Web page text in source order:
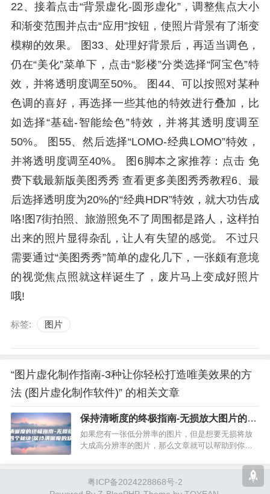
22、接着点击“背景虚化-圆形虚化”，调整焦点大小
和渐变范围并点击“应用”按钮，使照片背景有了渐变
模糊的效果。 图33、处理好背景后，再适当调色，
仍在“美化”菜单下，点击“影楼”分类选择“阿宝色”特
效，并将透明度调至50%。 图44、可以按照对某种
色调的喜好，再选择一些其他的特效进行叠加，比
如选择“基础-智能绘色”特效，并将其透明度调至
50%。 图55、然后选择“LOMO-经典LOMO”特效，
并将透明度调至40%。 图6脚本之家推荐：点击 免
费下载最新版美图秀秀 查看更多美图秀秀教程6、最
后选择透明度为20%的“经典HDR”特效，就大功告成
咯!图7街拍照、旅游照免不了周围都是路人，这样拍
出来的照片显得杂乱，让人有失望的感觉。 不过只
需要通过“美图秀秀”简单的虚化几下，一张颇有意境
的视觉焦点照就这样诞生了，废片马上变成好照片
哦!
标签: 图片
“图片虚化制作指南-3种让你轻松打造唯美效果的方
法 (图片虚化制作软件)” 的相关文章
保持清晰度的终极指南-无损放大图片的四
个秘诀 (保持清晰度的软件)
如果您有一张低分辨率的图片，但是想要无损将放
大成高分辨率的图片，那么文章就可以帮助到你
的工具，这些软件都具有高分辨率转换功能，可以
将图片放大并填充细节，使其…
粤ICP备2024228868号-2